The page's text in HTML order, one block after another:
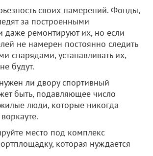
своих намерений. Фонды,
за построенными
ремонтируют их, но если
не намерен постоянно следить
снарядами, устанавливать их,
будут.
ли двору спортивный
быть, подавляющее число
люди, которые никогда
место под комплекс
которая нуждается